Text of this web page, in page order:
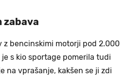
zabava
z bencinskimi motorji pod 2.000
s kio sportage pomerila tudi
na vprašanje, kakšen se ji zdi